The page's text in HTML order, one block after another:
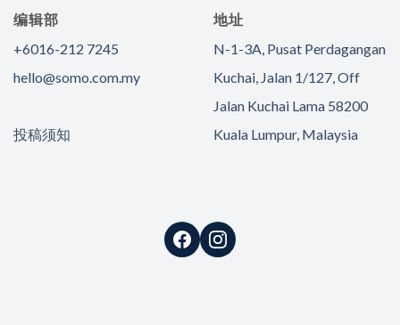
编辑部
+6016-212 7245
hello@somo.com.my
投稿须知
地址
N-1-3A, Pusat Perdagangan
Kuchai, Jalan 1/127, Off
Jalan Kuchai Lama 58200
Kuala Lumpur, Malaysia